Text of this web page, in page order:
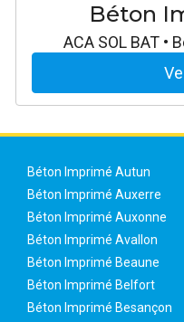
Béton
ACA SOL BAT •
Béton Imprimé Autun
Béton Imprimé Auxerre
Béton Imprimé Auxonne
Béton Imprimé Avallon
Béton Imprimé Beaune
Béton Imprimé Belfort
Béton Imprimé Besançon